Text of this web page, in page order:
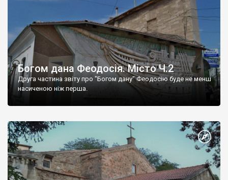
Богом дана Феодосія. Місто Ч.2
Друга частина звіту про "Богом дану" Феодосію буде не менш
насиченою ніж перша.